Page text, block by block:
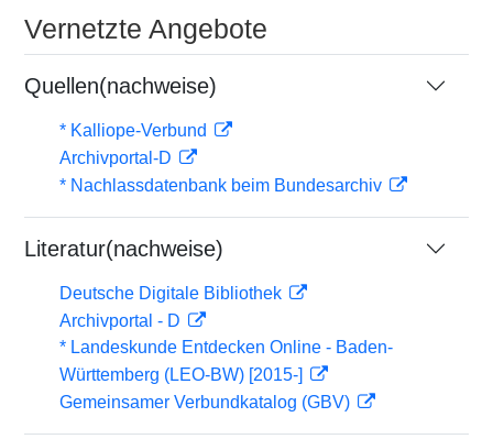
Vernetzte Angebote
Quellen(nachweise)
* Kalliope-Verbund
Archivportal-D
* Nachlassdatenbank beim Bundesarchiv
Literatur(nachweise)
Deutsche Digitale Bibliothek
Archivportal - D
* Landeskunde Entdecken Online - Baden-
Württemberg (LEO-BW) [2015-]
Gemeinsamer Verbundkatalog (GBV)